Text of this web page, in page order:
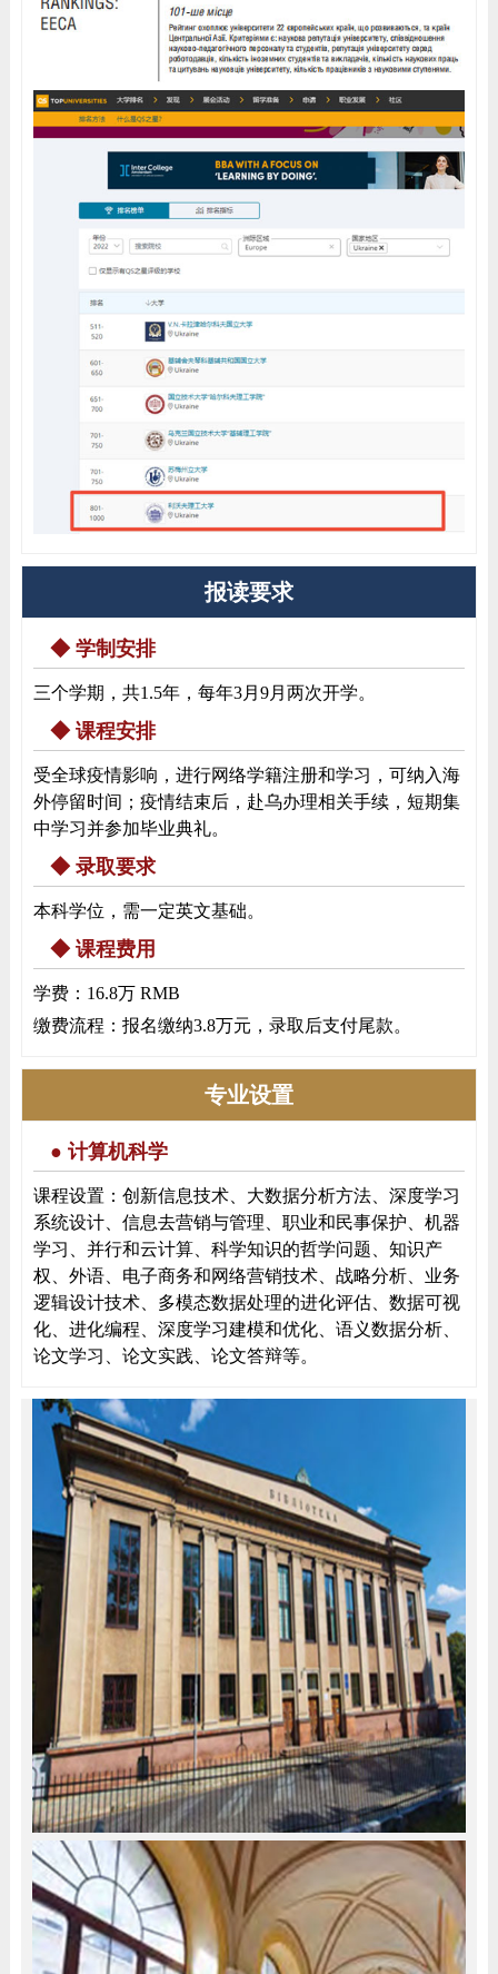
报读要求
◆ 学制安排
三个学期，共1.5年，每年3月9月两次开学。
◆ 课程安排
受全球疫情影响，进行网络学籍注册和学习，可纳入海
外停留时间；疫情结束后，赴乌办理相关手续，短期集
中学习并参加毕业典礼。
◆ 录取要求
本科学位，需一定英文基础。
◆ 课程费用
学费：16.8万 RMB
缴费流程：报名缴纳3.8万元，录取后支付尾款。
专业设置
● 计算机科学
课程设置：创新信息技术、大数据分析方法、深度学习
系统设计、信息去营销与管理、职业和民事保护、机器
学习、并行和云计算、科学知识的哲学问题、知识产
权、外语、电子商务和网络营销技术、战略分析、业务
逻辑设计技术、多模态数据处理的进化评估、数据可视
化、进化编程、深度学习建模和优化、语义数据分析、
论文学习、论文实践、论文答辩等。